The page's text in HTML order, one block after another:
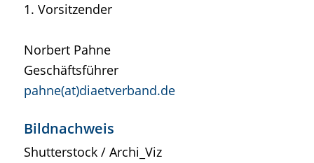
1. Vorsitzender
Norbert Pahne
Geschäftsführer
pahne(at)diaetverband.de
Bildnachweis
Shutterstock / Archi_Viz